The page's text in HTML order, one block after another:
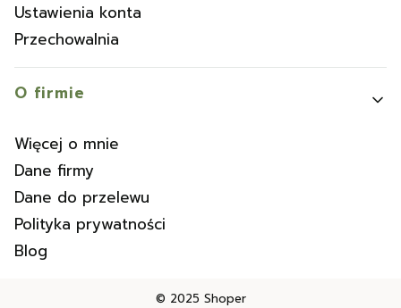
Ustawienia konta
Przechowalnia
O firmie
Więcej o mnie
Dane firmy
Dane do przelewu
Polityka prywatności
Blog
© 2025 Shoper